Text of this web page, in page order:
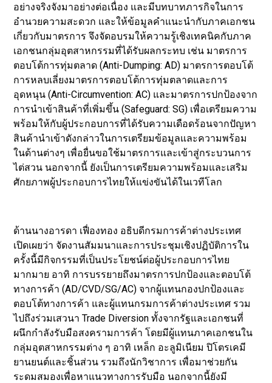
อย่างจริงจังมาอย่างต่อเนื่อง และมีบทบาทภารกิจในการ
อำนวยความสะดวก และให้ข้อมูลคำแนะนำกับภาคเอกชน
เกี่ยวกับมาตรการ จึงจัดอบรมให้ความรู้เชิงเทคนิคกับภาค
เอกชนกลุ่มอุตสาหกรรมที่ได้รับผลกระทบ เช่น มาตรการ
ตอบโต้การทุ่มตลาด (Anti-Dumping: AD) มาตรการตอบโต้
การหลบเลี่ยงมาตรการตอบโต้การทุ่มตลาดและการ
อุดหนุน (Anti-Circumvention: AC) และมาตรการปกป้องจาก
การนำเข้าสินค้าที่เพิ่มขึ้น (Safeguard: SG) เพื่อเตรียมความ
พร้อมให้กับผู้ประกอบการที่ได้รับความเดือดร้อนจากปัญหา
สินค้านำเข้าดังกล่าวในการเตรียมข้อมูลและความพร้อม
ในด้านต่างๆ เพื่อยื่นขอใช้มาตรการและเข้าสู่กระบวนการ
ไต่สวน นอกจากนี้ ยังเป็นการเตรียมความพร้อมและเสริม
ศักยภาพผู้ประกอบการไทยให้แข่งขันได้ในเวทีโลก
ด้านนางอารดา เฟื่องทอง อธิบดีกรมการค้าต่างประเทศ
เปิดเผยว่า จัดงานสัมมนาและการประชุมเชิงปฏิบัติการใน
ครั้งนี้มีกิจกรรมที่เป็นประโยชน์ต่อผู้ประกอบการไทย
มากมาย อาทิ การบรรยายถึงมาตรการปกป้องและตอบโต้
ทางการค้า (AD/CVD/SG/AC) จากผู้แทนกองปกป้องและ
ตอบโต้ทางการค้า และผู้แทนกรมการค้าต่างประเทศ รวม
ไปถึงร่วมเสวนา Trade Diversion ทั้งจากรัฐและเอกชนที่
ผนึกกำลังรับมือสงครามการค้า โดยมีผู้แทนภาคเอกชนใน
กลุ่มอุตสาหกรรมต่าง ๆ อาทิ เหล็ก อะลูมิเนียม ปิโตรเคมี
ยานยนต์และชิ้นส่วน รวมถึงนักวิชาการ เพื่อมาช่วยกัน
ระดมสมองเพื่อหาแนวทางการรับมือ นอกจากนี้ยังมี